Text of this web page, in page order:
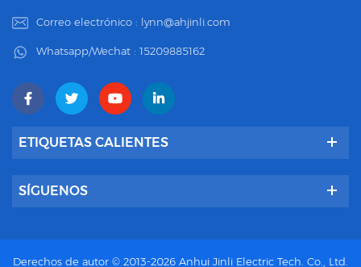
Correo electrónico : lynn@ahjinli.com
Whatsapp/Wechat : 15209885162
ETIQUETAS CALIENTES
SÍGUENOS
Derechos de autor © 2013-2026 Anhui Jinli Electric Tech. Co., Ltd.